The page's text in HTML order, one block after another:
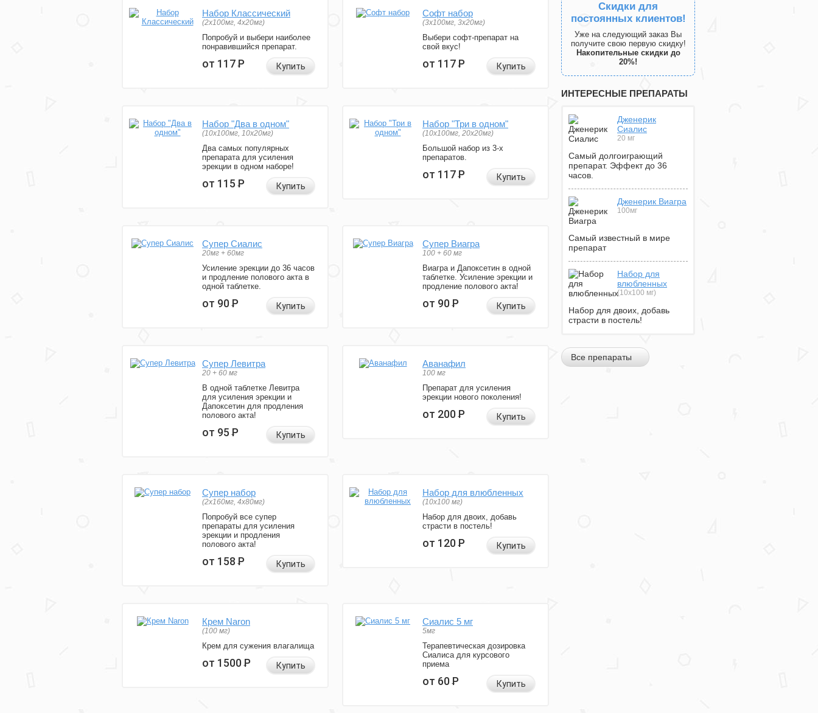
Набор Классический
(2x100мг, 4x20мг)
Попробуй и выбери наиболее
понравившийся препарат.
от 117Р Купить
Софт набор
(3x100мг, 3x20мг)
Выбери софт-препарат на
свой вкус!
от 117Р Купить
Набор "Два в одном"
(10x100мг, 10x20мг)
Два самых популярных
препарата для усиления
эрекции в одном наборе!
от 115Р Купить
Набор "Три в одном"
(10x100мг, 20x20мг)
Большой набор из 3-х
препаратов.
от 117Р Купить
Супер Сиалис
20мг + 60мг
Усиление эрекции до 36 часов
и продление полового акта в
одной таблетке.
от 90Р Купить
Супер Виагра
100 + 60 мг
Виагра и Дапоксетин в одной
таблетке. Усиление эрекции и
продление полового акта!
от 90Р Купить
Супер Левитра
20 + 60 мг
В одной таблетке Левитра
для усиления эрекции и
Дапоксетин для продления
полового акта!
от 95Р Купить
Аванафил
100 мг
Препарат для усиления
эрекции нового поколения!
от 200Р Купить
Супер набор
(2х160мг, 4х80мг)
Попробуй все супер
препараты для усиления
эрекции и продления
полового акта!
от 158Р Купить
Набор для влюбленных
(10х100 мг)
Набор для двоих, добавь
страсти в постель!
от 120Р Купить
Крем Naron
(100 мг)
Крем для сужения влагалища
от 1500Р Купить
Сиалис 5 мг
5мг
Терапевтическая дозировка
Сиалиса для курсового
приема
от 60Р Купить
Скидки для
постоянных клиентов!
Уже на следующий заказ Вы
получите свою первую скидку!
Накопительные скидки до
20%!
ИНТЕРЕСНЫЕ ПРЕПАРАТЫ
Дженерик
Сиалис
20 мг
Самый долгоиграющий
препарат. Эффект до 36
часов.
Дженерик Виагра
100мг
Самый известный в мире
препарат
Набор для
влюбленных
(10х100 мг)
Набор для двоих, добавь
страсти в постель!
Все препараты